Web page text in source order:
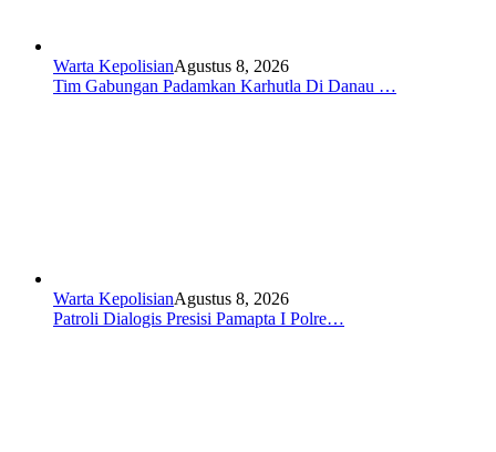
Warta KepolisianAgustus 8, 2026
Tim Gabungan Padamkan Karhutla Di Danau …
Warta KepolisianAgustus 8, 2026
Patroli Dialogis Presisi Pamapta I Polre…